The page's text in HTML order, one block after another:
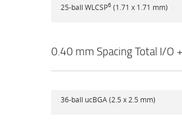
25-ball WLCSP6 (1.71 x 1.71 mm)
0.40 mm Spacing Total I/O
36-ball ucBGA (2.5 x 2.5 mm)